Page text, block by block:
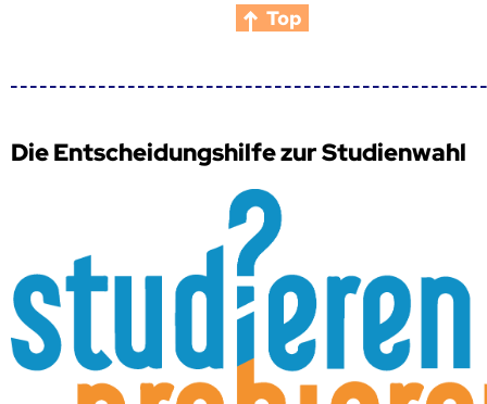
Top
Die Entscheidungshilfe zur Studienwahl